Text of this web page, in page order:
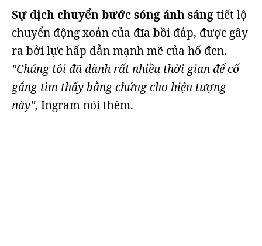
Sự dịch chuyển bước sóng ánh sángtiết lộ
chuyển động xoắn của đĩa bồi đắp, được gây
ra bởi lực hấp dẫn mạnh mẽ của hố đen.
"Chúng tôi đã dành rất nhiều thời gian để cố
gắng tìm thấy bằng chứng cho hiện tượng
này", Ingram nói thêm.